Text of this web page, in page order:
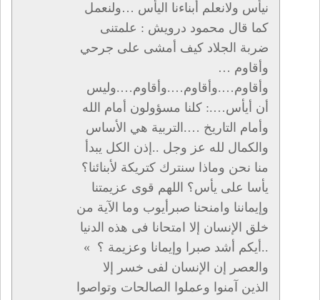
نيأس ولانعلم أبناءنا اليأس …ولنعمل
كما قال محمود درويش : علمتنى
ضربة الجلاد كيف أمشى على جرحي
وأقاوم …
وأقاوم….وأقاوم….وأقاوم….وليس
أن أيأس….: كلنا مسؤولون أمام الله
وأمام التاريخ ….التربية هي الأساس
والكمال لله عز وجل ..إذن الكل يبدأ
منا نحن وماذا سنترك كتريكة لأبنائنا؟
يأسا على يأس؟ اللهم قوى عزيمتنا
وإيماننا وامنحنا صبرأيوب وما الآية من
خلق الإنسان إلا امتحانا فى هذه الدنيا
..أيكم أشد صبرا وإيمانا وعزيمة ؟ »
والعصر إن الإنسان لفى خسر إلا
الذين آمنوا وعملوا الصالحات وتواصوا